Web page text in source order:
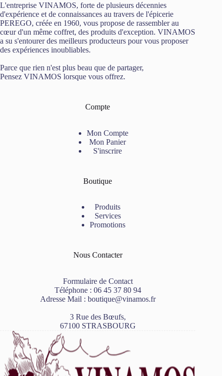
L'entreprise VINAMOS, forte de plusieurs décennies
d'expérience et de connaissances au travers de l'épicerie
PEREGO, créée en 1960, vous propose de rassembler au
cœur d'un même coffret, des produits d'exception. VINAMOS
a su s'entourer des meilleurs producteurs pour vous proposer
des expériences inoubliables.
Parce que rien n'est plus beau que de partager,
Pensez VINAMOS lorsque vous offrez.
Compte
Mon Compte
Mon Panier
S'inscrire
Boutique
Produits
Services
Promotions
Nous Contacter
Formulaire de Contact
Téléphone : 06 45 37 80 94
Adresse Mail : boutique@vinamos.fr
3 Rue des Bœufs,
67100 STRASBOURG